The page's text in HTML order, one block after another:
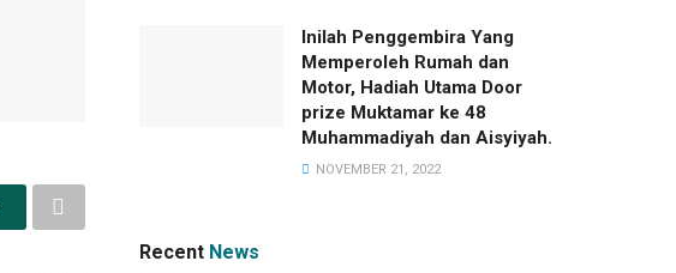
Inilah Penggembira Yang
Memperoleh Rumah dan
Motor, Hadiah Utama Door
prize Muktamar ke 48
Muhammadiyah dan Aisyiyah.
NOVEMBER 21, 2022
Recent News